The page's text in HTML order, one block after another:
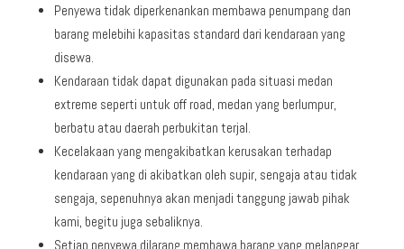
Penyewa tidak diperkenankan membawa penumpang dan
barang melebihi kapasitas standard dari kendaraan yang
disewa.
Kendaraan tidak dapat digunakan pada situasi medan
extreme seperti untuk off road, medan yang berlumpur,
berbatu atau daerah perbukitan terjal.
Kecelakaan yang mengakibatkan kerusakan terhadap
kendaraan yang di akibatkan oleh supir, sengaja atau tidak
sengaja, sepenuhnya akan menjadi tanggung jawab pihak
kami, begitu juga sebaliknya.
Setiap penyewa dilarang membawa barang yang melanggar